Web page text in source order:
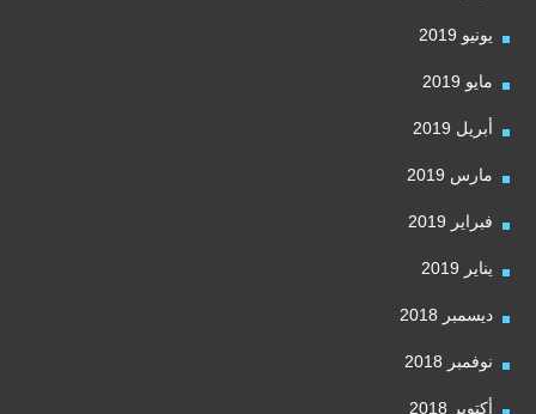
يونيو 2019
مايو 2019
أبريل 2019
مارس 2019
فبراير 2019
يناير 2019
ديسمبر 2018
نوفمبر 2018
أكتوبر 2018